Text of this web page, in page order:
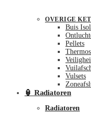
OVERIGE
Buis
Pellets
Vulsets
🏮 Radiatoren
Radiatoren